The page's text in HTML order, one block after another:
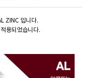
ZINC 입니다.
용되었습니다.